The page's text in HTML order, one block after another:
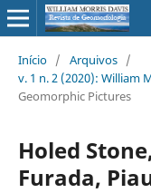
Início / Arquivos /
v. 1 n. 2 (2020): William
Geomorphic Pictures
Holed
Furada,